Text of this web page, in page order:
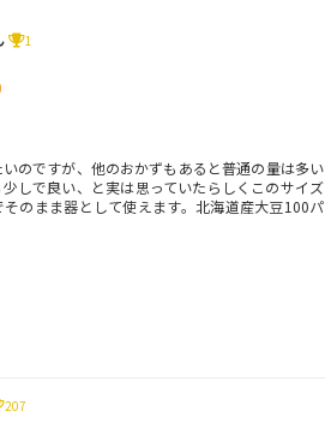
1
のですが、他のおかずもあると普通の量は多い
しで良い、と実は思っていたらしくこのサイズ
のまま器として使えます。北海道産大豆100パ
207